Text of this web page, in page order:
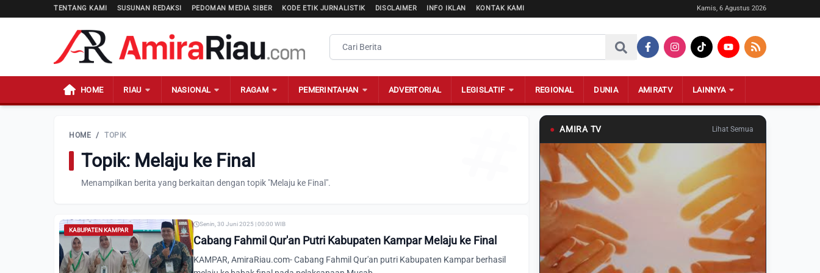
TENTANG KAMI SUSUNAN REDAKSI PEDOMAN MEDIA SIBER KODE ETIK JURNALISTIK DISCLAIMER INFO IKLAN KONTAK KAMI Kamis, 6 Agustus 2026
HOME RIAU NASIONAL RAGAM PEMERINTAHAN ADVERTORIAL LEGISLATIF REGIONAL DUNIA AMIRATV LAINNYA
HOME / TOPIK
Topik: Melaju ke Final
Menampilkan berita yang berkaitan dengan topik "Melaju ke Final".
KABUPATEN KAMPAR
Senin, 30 Juni 2025 | 00:00 WIB
Cabang Fahmil Qur'an Putri Kabupaten Kampar Melaju ke Final
KAMPAR, AmiraRiau.com- Cabang Fahmil Qur'an putri Kabupaten Kampar berhasil
● AMIRA TV Lihat Semua